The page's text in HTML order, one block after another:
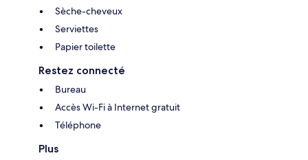
Sèche-cheveux
Serviettes
Papier toilette
Restez connecté
Bureau
Accès Wi-Fi à Internet gratuit
Téléphone
Plus